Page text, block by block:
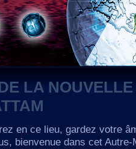
LA
en ce lieu, gardez votre
bienvenue dans cet Autre-